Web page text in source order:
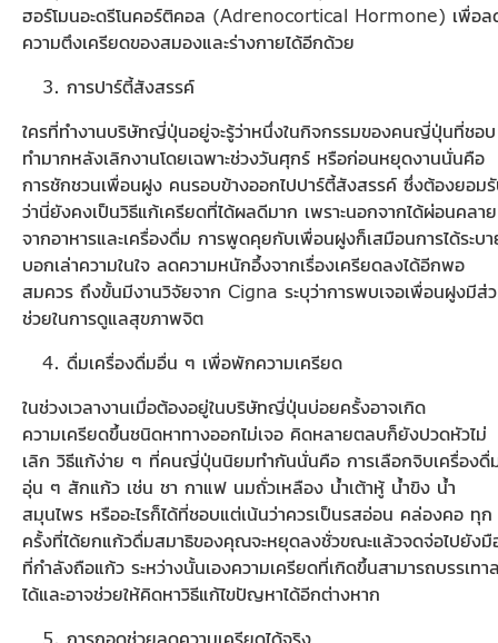
ฮอร์โมนอะดรีโนคอร์ติคอล (Adrenocortical Hormone) เพื่อล
ความตึงเครียดของสมองและร่างกายได้อีกด้วย
การปาร์ตี้สังสรรค์
ใครที่ทำงานบริษัทญี่ปุ่นอยู่จะรู้ว่าหนึ่งในกิจกรรมของคนญี่ปุ่นที่ชอบ
ทำมากหลังเลิกงานโดยเฉพาะช่วงวันศุกร์ หรือก่อนหยุดงานนั่นคือ
การชักชวนเพื่อนฝูง คนรอบข้างออกไปปาร์ตี้สังสรรค์ ซึ่งต้องยอม
ว่านี่ยังคงเป็นวิธีแก้เครียดที่ได้ผลดีมาก เพราะนอกจากได้ผ่อนคลาย
จากอาหารและเครื่องดื่ม การพูดคุยกับเพื่อนฝูงก็เสมือนการได้ระบ
บอกเล่าความในใจ ลดความหนักอึ้งจากเรื่องเครียดลงได้อีกพอ
สมควร ถึงขั้นมีงานวิจัยจาก Cigna ระบุว่าการพบเจอเพื่อนฝูงมีส่
ช่วยในการดูแลสุขภาพจิต
ดื่มเครื่องดื่มอื่น ๆ เพื่อพักความเครียด
ในช่วงเวลางานเมื่อต้องอยู่ในบริษัทญี่ปุ่นบ่อยครั้งอาจเกิด
ความเครียดขึ้นชนิดหาทางออกไม่เจอ คิดหลายตลบก็ยังปวดหัวไม่
เลิก วิธีแก้ง่าย ๆ ที่คนญี่ปุ่นนิยมทำกันนั่นคือ การเลือกจิบเครื่องดื่
อุ่น ๆ สักแก้ว เช่น ชา กาแฟ นมถั่วเหลือง น้ำเต้าหู้ น้ำขิง น้ำ
สมุนไพร หรืออะไรก็ได้ที่ชอบแต่เน้นว่าควรเป็นรสอ่อน คล่องคอ ทุก
ครั้งที่ได้ยกแก้วดื่มสมาธิของคุณจะหยุดลงชั่วขณะแล้วจดจ่อไปยังมื
ที่กำลังถือแก้ว ระหว่างนั้นเองความเครียดที่เกิดขึ้นสามารถบรรเทา
ได้และอาจช่วยให้คิดหาวิธีแก้ไขปัญหาได้อีกต่างหาก
การกอดช่วยลดความเครียดได้จริง